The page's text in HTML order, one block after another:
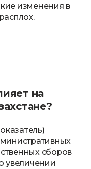
изменения в
на
сборов
увеличении